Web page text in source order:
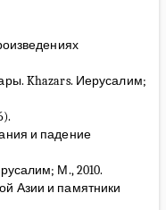
Khazars. Иерусалим;
и падение
М., 2010.
Азии и памятники